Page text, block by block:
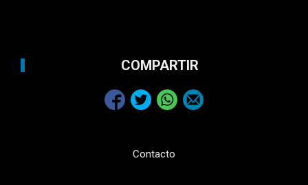
COMPARTIR
Contacto